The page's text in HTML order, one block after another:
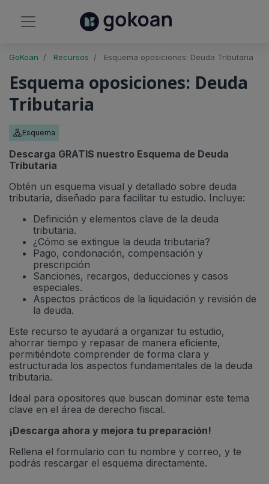
GoKoan Recursos Esquema oposiciones: Deuda Tributaria
Esquema oposiciones: Deuda
Tributaria
Esquema
Descarga GRATIS nuestro Esquema de Deuda
Tributaria
Obtén un esquema visual y detallado sobre deuda
tributaria, diseñado para facilitar tu estudio. Incluye:
Definición y elementos clave de la deuda
tributaria.
¿Cómo se extingue la deuda tributaria?
Pago, condonación, compensación y
prescripción
Sanciones, recargos, deducciones y casos
especiales.
Aspectos prácticos de la liquidación y revisión de
la deuda.
Este recurso te ayudará a organizar tu estudio,
ahorrar tiempo y repasar de manera eficiente,
permitiéndote comprender de forma clara y
estructurada los aspectos fundamentales de la deuda
tributaria.
Ideal para opositores que buscan dominar este tema
clave en el área de derecho fiscal.
¡Descarga ahora y mejora tu preparación!
Rellena el formulario con tu nombre y correo, y te
podrás rescargar el esquema directamente.